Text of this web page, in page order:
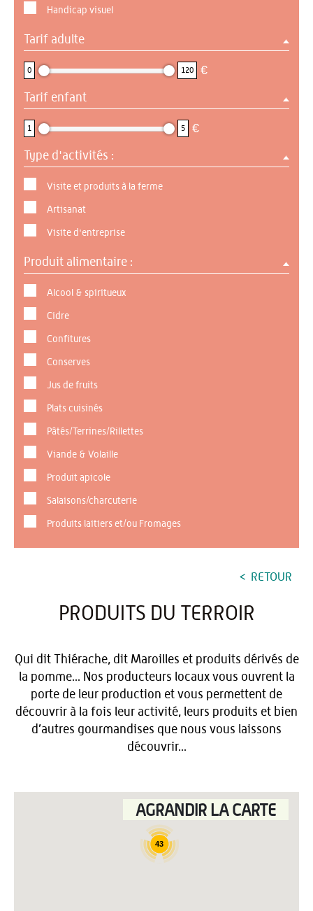
Handicap visuel
Tarif adulte
0 120 €
Tarif enfant
1 5 €
Type d'activités :
Visite et produits à la ferme
Artisanat
Visite d'entreprise
Produit alimentaire :
Alcool & spiritueux
Cidre
Confitures
Conserves
Jus de fruits
Plats cuisinés
Pâtés/Terrines/Rillettes
Viande & Volaille
Produit apicole
Salaisons/charcuterie
Produits laitiers et/ou Fromages
RETOUR
PRODUITS DU TERROIR
Qui dit Thiérache, dit Maroilles et produits dérivés de
la pomme... Nos producteurs locaux vous ouvrent la
porte de leur production et vous permettent de
découvrir à la fois leur activité, leurs produits et bien
d’autres gourmandises que nous vous laissons
découvrir...
43
AGRANDIR LA CARTE